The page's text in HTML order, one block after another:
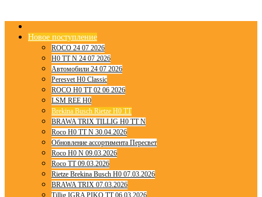
Новое поступление
ROCO 24 07 2026
H0 TT N 24 07 2026
Автомобили 24 07 2026
Peresvet H0 Classic
ROCO H0 TT 02 06 2026
LSM REE H0
Brekina Busch Rietze H0 TT
BRAWA TRIX TILLIG H0 TT N
Roco H0 TT N 30.04.2026
Обновление ассортимента Пересвет
Roco H0 N 09.03.2026
Roco TT 09.03.2026
Rietze Brekina Busch H0 07.03.2026
BRAWA TRIX 07.03.2026
Tillig IGRA PIKO TT 06.03.2026